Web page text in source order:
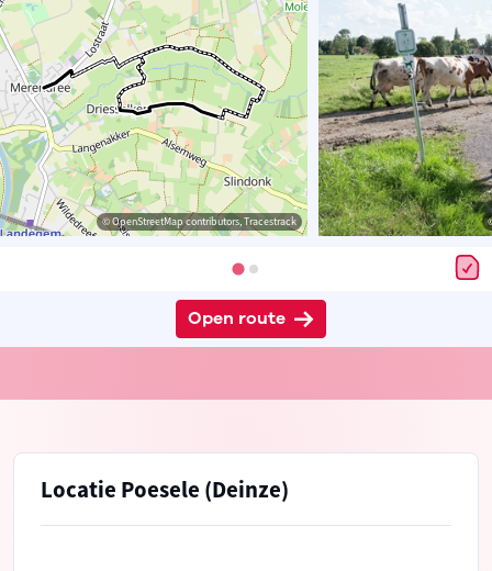
© OpenStreetMap contributors, Tracestrack
Open route
Locatie Poesele (Deinze)